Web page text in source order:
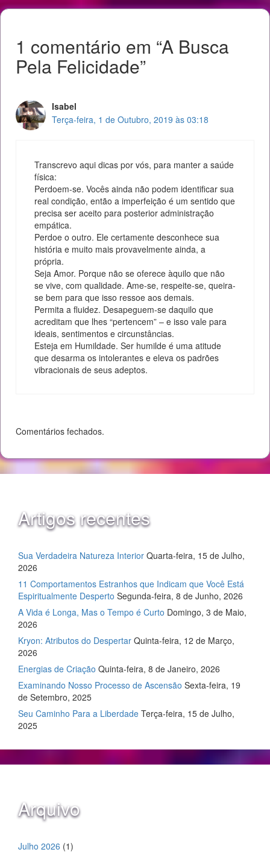
1 comentário em “A Busca
Pela Felicidade”
Isabel
Terça-feira, 1 de Outubro, 2019 às 03:18
Transcrevo aqui dicas por vós, para manter a saúde
física:
Perdoem-se. Vocês ainda não podem identificar sua
real condição, então a imperfeição é um sentido que
precisa ser aceito para posterior administração
empática.
Perdoe o outro. Ele certamente desconhece sua
história e muito mais provavelmente ainda, a
própria.
Seja Amor. Porque não se oferece àquilo que não
se vive, com qualidade. Ame-se, respeite-se, queira-
se bem para que isso ressoe aos demais.
Permita a fluidez. Desapeguem-se daquilo que
acreditam que lhes “pertencem” – e isso vale para
ideais, sentimentos e circunstâncias.
Esteja em Humildade. Ser humilde é uma atitude
que desarma os intolerantes e eleva os padrões
vibracionais de seus adeptos.
Comentários fechados.
Artigos recentes
Sua Verdadeira Natureza Interior Quarta-feira, 15 de Julho,
2026
11 Comportamentos Estranhos que Indicam que Você Está
Espiritualmente Desperto Segunda-feira, 8 de Junho, 2026
A Vida é Longa, Mas o Tempo é Curto Domingo, 3 de Maio,
2026
Kryon: Atributos do Despertar Quinta-feira, 12 de Março,
2026
Energias de Criação Quinta-feira, 8 de Janeiro, 2026
Examinando Nosso Processo de Ascensão Sexta-feira, 19
de Setembro, 2025
Seu Caminho Para a Liberdade Terça-feira, 15 de Julho,
2025
Arquivo
Julho 2026 (1)